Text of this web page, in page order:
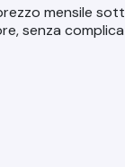
mensile
senza